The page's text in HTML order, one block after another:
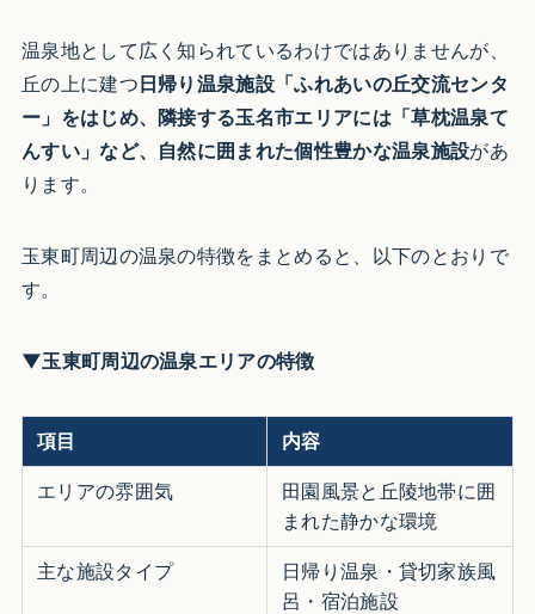
温泉地として広く知られているわけではありませんが、
丘の上に建つ日帰り温泉施設「ふれあいの丘交流センタ
ー」をはじめ、隣接する玉名市エリアには「草枕温泉て
んすい」など、自然に囲まれた個性豊かな温泉施設があ
ります。
玉東町周辺の温泉の特徴をまとめると、以下のとおりで
す。
▼玉東町周辺の温泉エリアの特徴
項目 内容
エリアの雰囲気
田園風景と丘陵地帯に囲
まれた静かな環境
主な施設タイプ
日帰り温泉・貸切家族風
呂・宿泊施設